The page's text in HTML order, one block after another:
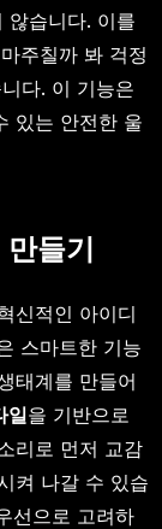
않습니다. 이를
주칠까 봐 걱정
다. 이 기능은
있는 안전한 울
들기
신적인 아이디
스마트한 기능
태계를 만들어
일을 기반으로
리로 먼저 교감
켜 나갈 수 있습
선으로 고려하